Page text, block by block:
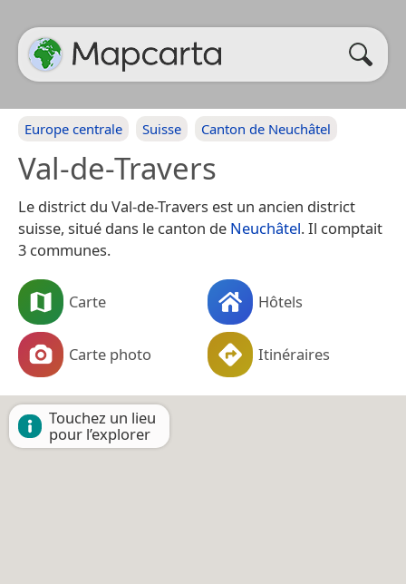
Europe centrale Suisse Canton de Neuchâtel
Val-de-Travers
Le district du Val-de-Travers est un ancien district
suisse, situé dans le canton de Neuchâtel. Il comptait
3 communes.
Carte Hôtels
Carte photo Itinéraires
Touchez un lieu
pour l’explorer